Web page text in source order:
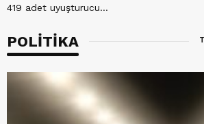
419 adet uyuşturucu...
POLİTİKA